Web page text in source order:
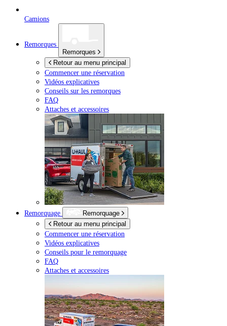
Camions
Remorques
Remorques
Retour au menu principal
Commencer une réservation
Vidéos explicatives
Conseils sur les remorques
FAQ
Attaches et accessoires
Remorquage
Remorquage
Retour au menu principal
Commencer une réservation
Vidéos explicatives
Conseils pour le remorquage
FAQ
Attaches et accessoires